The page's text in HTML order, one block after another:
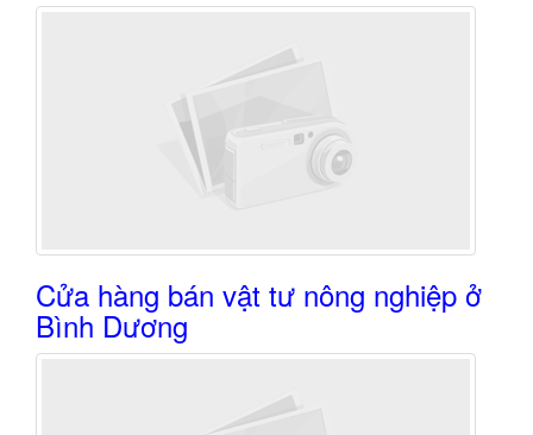
Cửa hàng bán vật tư nông nghiệp ở
Bình Dương